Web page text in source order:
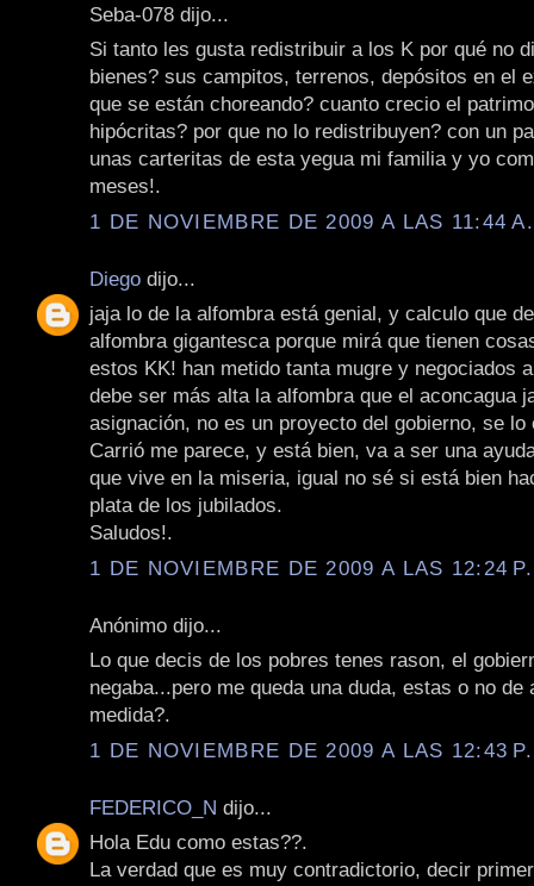
Seba-078 dijo...
Si tanto les gusta redistribuir a los K por qué no
bienes? sus campitos, terrenos, depósitos en el
que se están choreando? cuanto crecio el
hipócritas? por que no lo redistribuyen? con un
unas carteritas de esta yegua mi familia y yo
meses!.
1 DE NOVIEMBRE DE 2009 A LAS 11:44
Diego dijo...
jaja lo de la alfombra está genial, y calculo que
alfombra gigantesca porque mirá que tienen
estos KK! han metido tanta mugre y negociados
debe ser más alta la alfombra que el aconcagua
asignación, no es un proyecto del gobierno, se lo
Carrió me parece, y está bien, va a ser una
que vive en la miseria, igual no sé si está bien
plata de los jubilados.
Saludos!.
1 DE NOVIEMBRE DE 2009 A LAS 12:24
Anónimo dijo...
Lo que decis de los pobres tenes rason, el
negaba...pero me queda una duda, estas o no de
medida?.
1 DE NOVIEMBRE DE 2009 A LAS 12:43
FEDERICO_N dijo...
Hola Edu como estas??.
La verdad que es muy contradictorio, decir